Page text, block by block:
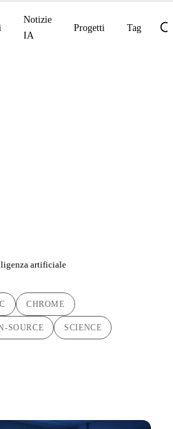
Notizie
IA
Progetti Tag
artificiale
CHROME
SOURCE SCIENCE